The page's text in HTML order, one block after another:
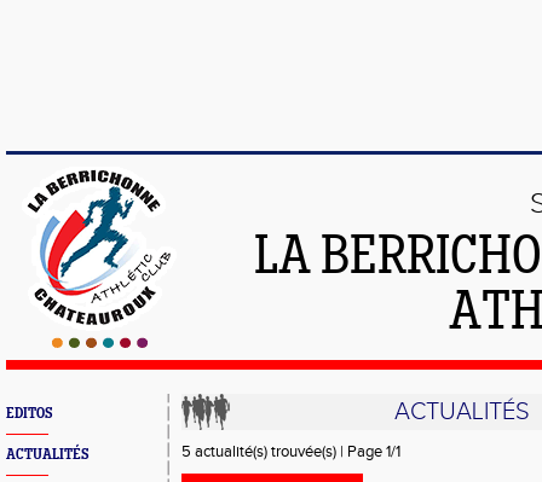
LA
EDITOS
ACTUALITÉS
ACTUALITÉS
5 actualité(s) trouvée(s) | Page 1/1